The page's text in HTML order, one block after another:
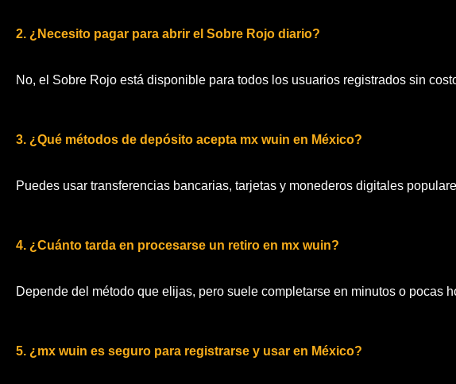
2. ¿Necesito pagar para abrir el Sobre Rojo diario?
No, el Sobre Rojo está disponible para todos los usuarios registrados sin
3. ¿Qué métodos de depósito acepta mx wuin en México?
Puedes usar transferencias bancarias, tarjetas y monederos digitales
4. ¿Cuánto tarda en procesarse un retiro en mx wuin?
Depende del método que elijas, pero suele completarse en minutos o pocas
5. ¿mx wuin es seguro para registrarse y usar en México?